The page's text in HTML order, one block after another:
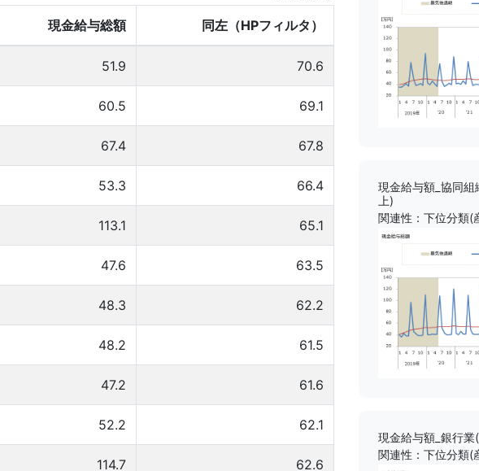
現金給与総額 同左（HPフィルタ）
51.9 70.6
60.5 69.1
67.4 67.8
53.3 66.4
113.1 65.1
47.6 63.5
48.3 62.2
48.2 61.5
47.2 61.6
52.2 62.1
114.7 62.6
現金給与額_協同
上)
関連性：下位分類(
現金給与額_銀行
関連性：下位分類(